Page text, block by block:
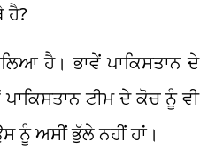
ਹੈ?
ਹੈ। ਭਾਵੇਂ ਪਾਕਿਸਤਾਨ ਦੇ
ਟੀਮ ਦੇ ਕੋਚ ਨੂੰ ਵੀ
ਨੂੰ ਅਸੀਂ ਭੁੱਲੇ ਨਹੀਂ ਹਾਂ।